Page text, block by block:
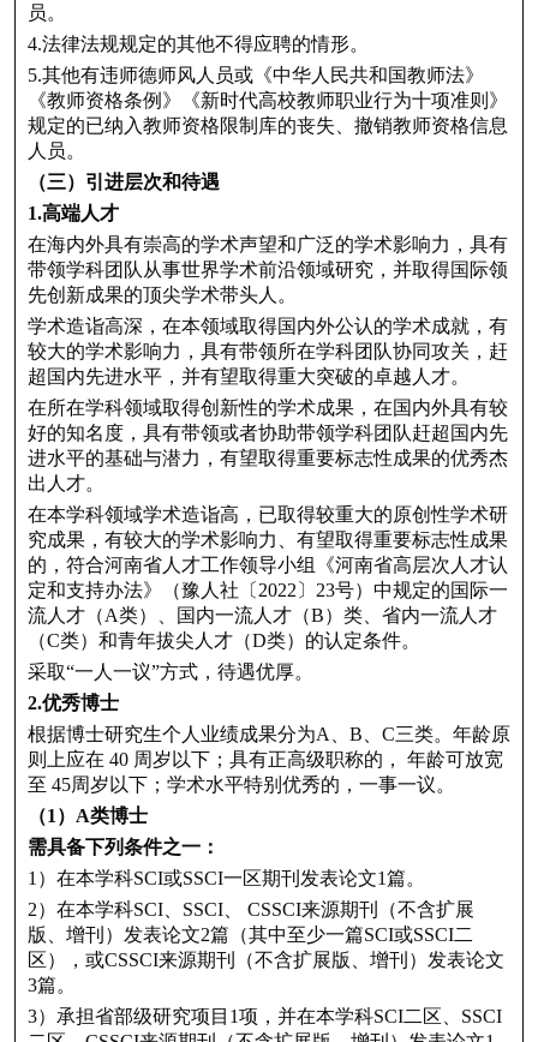
员。
4.法律法规规定的其他不得应聘的情形。
5.其他有违师德师风人员或《中华人民共和国教师法》
《教师资格条例》《新时代高校教师职业行为十项准则》
规定的已纳入教师资格限制库的丧失、撤销教师资格信息
人员。
（三）引进层次和待遇
1.高端人才
在海内外具有崇高的学术声望和广泛的学术影响力，具有
带领学科团队从事世界学术前沿领域研究，并取得国际领
先创新成果的顶尖学术带头人。
学术造诣高深，在本领域取得国内外公认的学术成就，有
较大的学术影响力，具有带领所在学科团队协同攻关，赶
超国内先进水平，并有望取得重大突破的卓越人才。
在所在学科领域取得创新性的学术成果，在国内外具有较
好的知名度，具有带领或者协助带领学科团队赶超国内先
进水平的基础与潜力，有望取得重要标志性成果的优秀杰
出人才。
在本学科领域学术造诣高，已取得较重大的原创性学术研
究成果，有较大的学术影响力、有望取得重要标志性成果
的，符合河南省人才工作领导小组《河南省高层次人才认
定和支持办法》（豫人社〔2022〕23号）中规定的国际一
流人才（A类）、国内一流人才（B）类、省内一流人才
（C类）和青年拔尖人才（D类）的认定条件。
采取“一人一议”方式，待遇优厚。
2.优秀博士
根据博士研究生个人业绩成果分为A、B、C三类。年龄原
则上应在 40 周岁以下；具有正高级职称的， 年龄可放宽
至 45周岁以下；学术水平特别优秀的，一事一议。
（1）A类博士
需具备下列条件之一：
1）在本学科SCI或SSCI一区期刊发表论文1篇。
2）在本学科SCI、SSCI、 CSSCI来源期刊（不含扩展
版、增刊）发表论文2篇（其中至少一篇SCI或SSCI二
区），或CSSCI来源期刊（不含扩展版、增刊）发表论文
3篇。
3）承担省部级研究项目1项，并在本学科SCI二区、SSCI